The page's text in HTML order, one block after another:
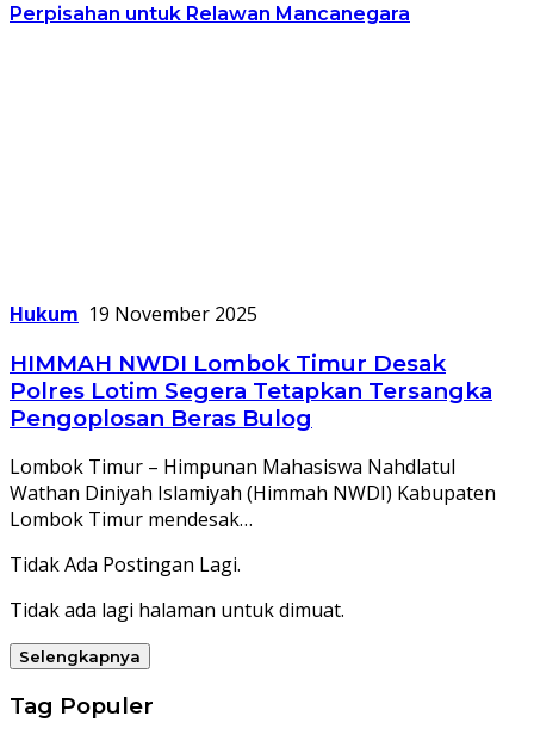
Perpisahan untuk Relawan Mancanegara
Hukum 19 November 2025
HIMMAH NWDI Lombok Timur Desak
Polres Lotim Segera Tetapkan Tersangka
Pengoplosan Beras Bulog
Lombok Timur – Himpunan Mahasiswa Nahdlatul
Wathan Diniyah Islamiyah (Himmah NWDI) Kabupaten
Lombok Timur mendesak…
Tidak Ada Postingan Lagi.
Tidak ada lagi halaman untuk dimuat.
Selengkapnya
Tag Populer